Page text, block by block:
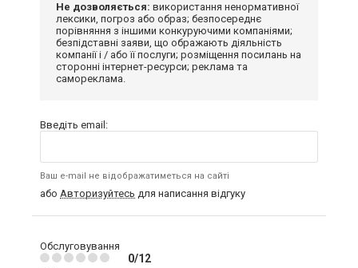
Не дозволяється: використання ненормативної
лексики, погроз або образ; безпосереднє
порівняння з іншими конкуруючими компаніями;
безпідставні заяви, що ображають діяльність
компанії і / або її послуги; розміщення посилань на
сторонні інтернет-ресурси; реклама та
самореклама.
Введіть email:
Ваш e-mail не відображатиметься на сайті
або Авторизуйтесь для написання відгуку
Обслуговування
0/12